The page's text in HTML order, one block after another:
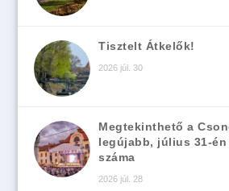
Tisztelt Átkelők!
2026 júl. 30
Megtekinthető a
legújabb, július 31-én
száma
2026 júl. 28